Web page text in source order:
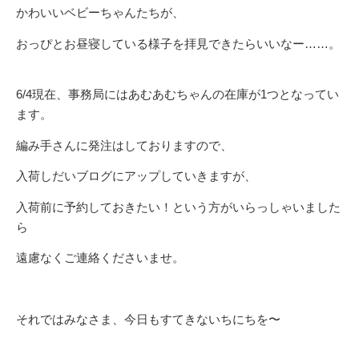
かわいいベビーちゃんたちが、
おっぴとお昼寝している様子を拝見できたらいいなー……。
6/4現在、事務局にはあむあむちゃんの在庫が1つとなってい
ます。
編み手さんに発注はしておりますので、
入荷しだいブログにアップしていきますが、
入荷前に予約しておきたい！という方がいらっしゃいました
ら
遠慮なくご連絡くださいませ。
それではみなさま、今日もすてきないちにちを〜